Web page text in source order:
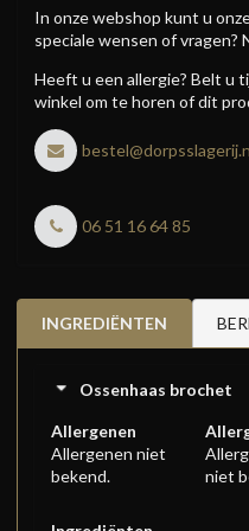
In onze webshop kunt u
speciale wensen of
Heeft u een allergie? Belt u
winkel om te horen of dit
06 51 16 64 85
INGREDIËNTEN
Ossenhaas brochet
Allergenen
Allergenen niet
bekend.
niet